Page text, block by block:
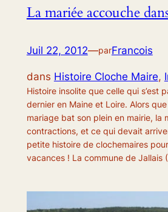
La mariée accouche
Juil 22, 2012—parFrancois
dans Histoire Cloche Maire,
Histoire insolite que celle qui s’est
dernier en Maine et Loire. Alors
mariage bat son plein en mairie, la
contractions, et ce qui devait
petite histoire de clochemaires
vacances ! La commune de Jallais